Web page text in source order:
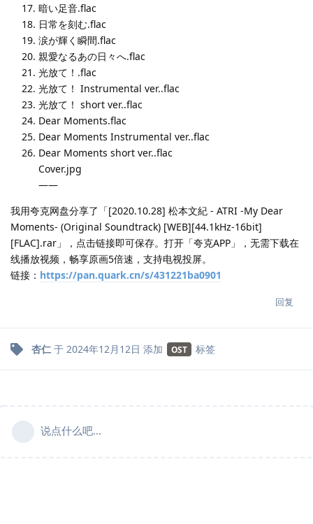
暗い足音.flac
日常を刻む.flac
涙が輝く瞬間.flac
親愛なるあの日々へ.flac
光放て！.flac
光放て！ Instrumental ver..flac
光放て！ short ver..flac
Dear Moments.flac
Dear Moments Instrumental ver..flac
Dear Moments short ver..flac
Cover.jpg
——
我用夸克网盘分享了「[2020.10.28] 松本文紀 - ATRI -My Dear
Moments- (Original Soundtrack) [WEB][44.1kHz-16bit]
[FLAC].rar」，点击链接即可保存。打开「夸克APP」，无需下载在
线播放视频，畅享原画5倍速，支持电视投屏。
链接： https://pan.quark.cn/s/431221ba0901
回复
杏仁 于 2024年12月12日 添加 OST 标签
说点什么吧...